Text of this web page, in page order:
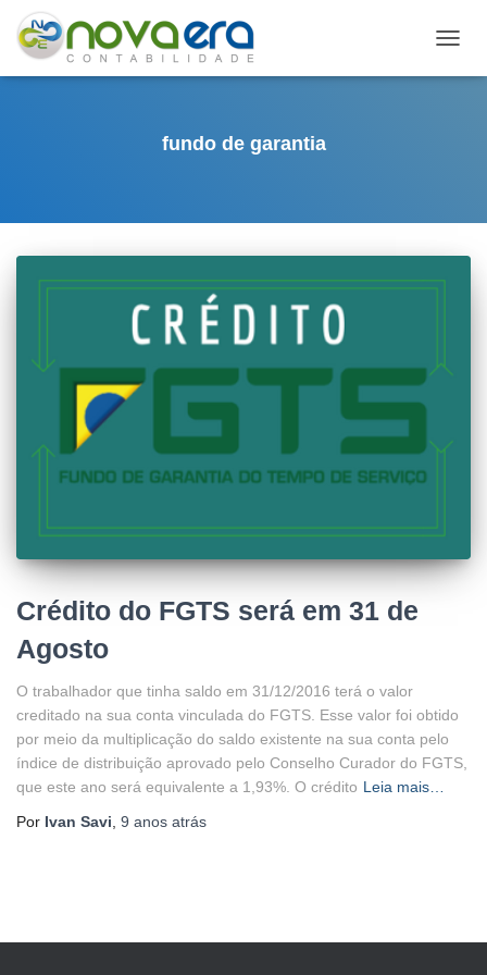
fundo de garantia
Crédito do FGTS será em 31 de
Agosto
O trabalhador que tinha saldo ​em 31/12/2016 terá o valor
creditado na sua conta vinculada do FGTS. Esse valor foi obtido
por meio da multiplicação do saldo existente na sua conta pelo
índice de distribuição aprovado pelo Conselho Curador do FGTS,
que este ano será equivalente a 1,93%. O crédito Leia mais…
Por Ivan Savi 9 anos atrás